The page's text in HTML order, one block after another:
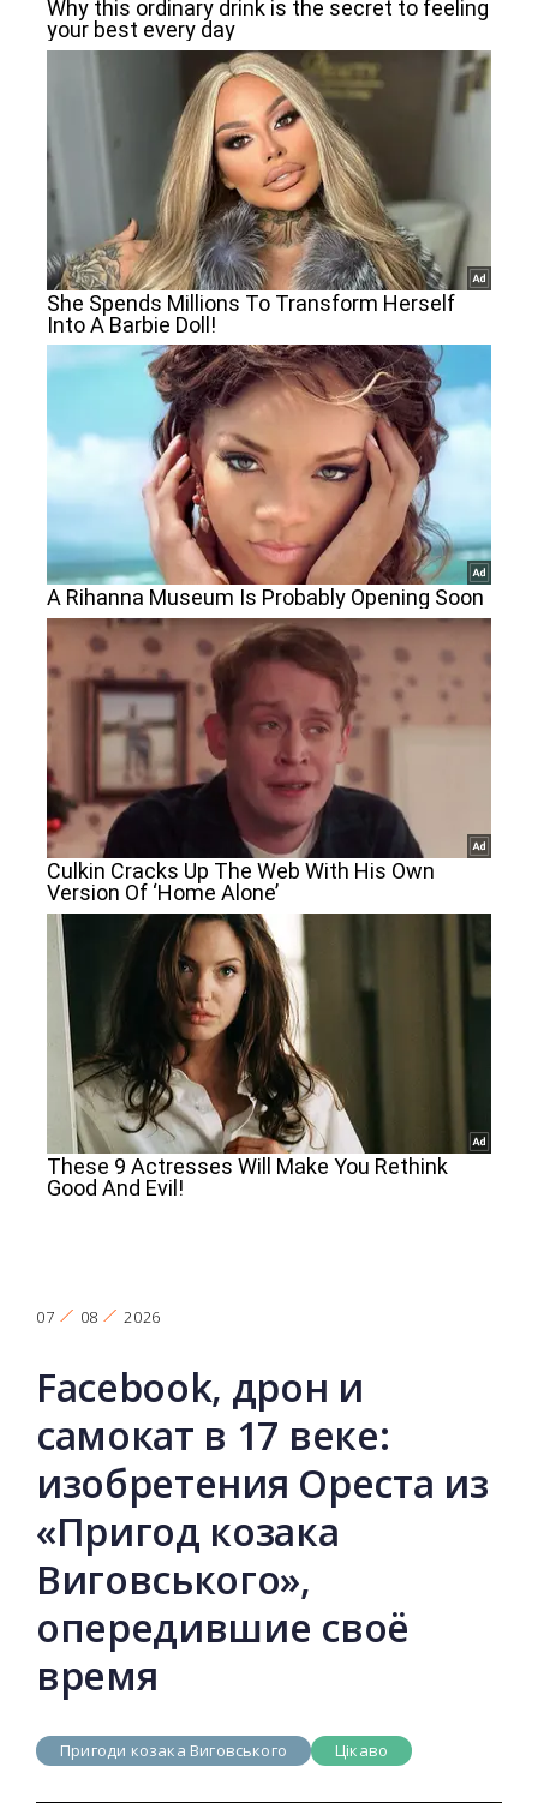
07 08 2026
Facebook, дрон и
самокат в 17 веке:
изобретения Ореста из
«Пригод козака
Виговського»,
опередившие своё
время
Пригоди козака Виговського Цікаво